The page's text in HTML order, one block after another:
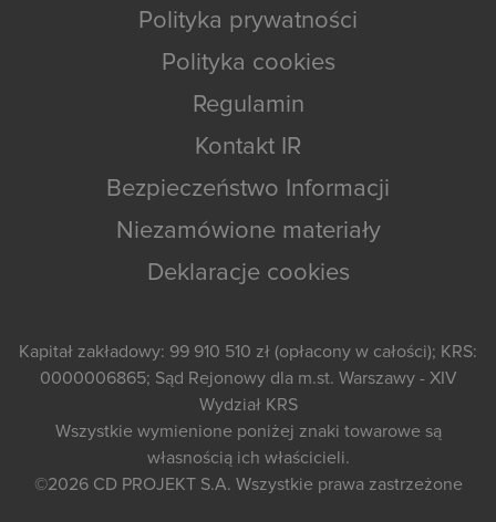
Polityka prywatności
Polityka cookies
Regulamin
Kontakt IR
Bezpieczeństwo Informacji
Niezamówione materiały
Deklaracje cookies
Kapitał zakładowy: 99 910 510 zł (opłacony w całości); KRS:
0000006865; Sąd Rejonowy dla m.st. Warszawy - XIV
Wydział KRS
Wszystkie wymienione poniżej znaki towarowe są
własnością ich właścicieli.
©2026 CD PROJEKT S.A. Wszystkie prawa zastrzeżone